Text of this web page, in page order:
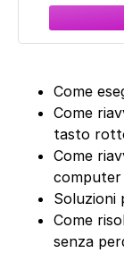
Come
Come
tasto
Come
computer
Soluzioni
Come
senza